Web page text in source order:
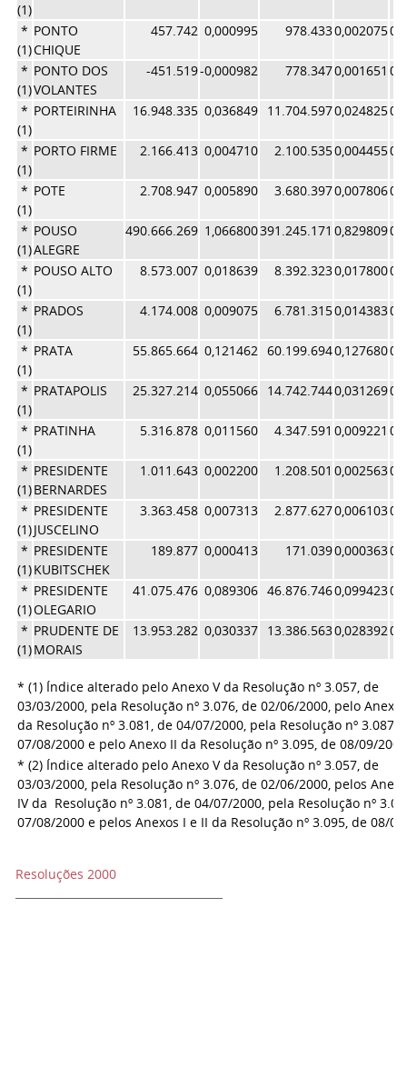
(1)
*
(1)
PONTO
CHIQUE
457.742 0,000995 978.4330,002075
*
(1)
PONTO DOS
VOLANTES
-451.519-0,000982 778.3470,001651
*
(1)
PORTEIRINHA 16.948.335 0,036849 11.704.5970,024825
*
(1)
PORTO FIRME 2.166.413 0,004710 2.100.5350,004455
*
(1)
POTE 2.708.947 0,005890 3.680.3970,007806
*
(1)
POUSO
ALEGRE
490.666.269 1,066800391.245.171 0,829809
*
(1)
POUSO ALTO 8.573.007 0,018639 8.392.3230,017800
*
(1)
PRADOS 4.174.008 0,009075 6.781.3150,014383
*
(1)
PRATA 55.865.664 0,121462 60.199.6940,127680
*
(1)
PRATAPOLIS 25.327.214 0,055066 14.742.7440,031269
*
(1)
PRATINHA 5.316.878 0,011560 4.347.591 0,009221
*
(1)
PRESIDENTE
BERNARDES
1.011.643 0,002200 1.208.501 0,002563
*
(1)
PRESIDENTE
JUSCELINO
3.363.458 0,007313 2.877.6270,006103
*
(1)
PRESIDENTE
KUBITSCHEK
189.877 0,000413 171.0390,000363
*
(1)
PRESIDENTE
OLEGARIO
41.075.476 0,089306 46.876.7460,099423
*
(1)
PRUDENTE DE
MORAIS
13.953.282 0,030337 13.386.5630,028392
* (1) Índice alterado pelo Anexo V da Resolução nº 3.057, de
03/03/2000, pela Resolução nº 3.076, de 02/06/2000, pelo Anexo
da Resolução nº 3.081, de 04/07/2000, pela Resolução nº 3.087,
07/08/2000 e pelo Anexo II da Resolução nº 3.095, de 08/09/
* (2) Índice alterado pelo Anexo V da Resolução nº 3.057, de
03/03/2000, pela Resolução nº 3.076, de 02/06/2000, pelos
IV da Resolução nº 3.081, de 04/07/2000, pela Resolução nº
07/08/2000 e pelos Anexos I e II da Resolução nº 3.095, de 08/
Resoluções 2000